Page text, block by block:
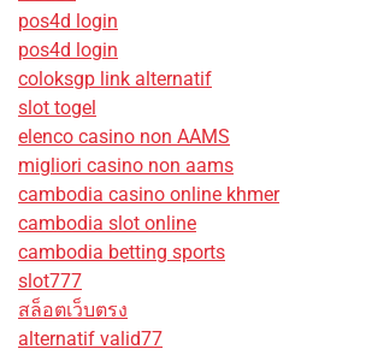
pos4d login
pos4d login
coloksgp link alternatif
slot togel
elenco casino non AAMS
migliori casino non aams
cambodia casino online khmer
cambodia slot online
cambodia betting sports
slot777
สล็อตเว็บตรง
alternatif valid77